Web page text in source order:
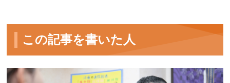
この記事を書いた人